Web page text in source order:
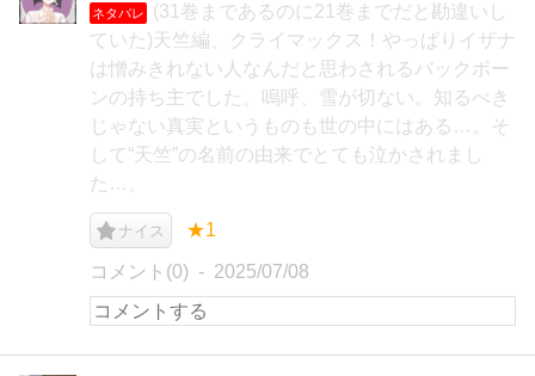
ネタバレ
(31巻まであるのに21巻までだと勘違いし
ていた)天竺編、クライマックス！やっぱりイザナ
は憎みきれない人なんだと思わされるバックボー
ンの持ち主でした。嗚呼、雪が切ない。知るべき
じゃない真実というものも世の中にはある…。そ
して“天竺”の名前の由来でとても泣かされまし
た…。
ナイス ★1
コメント(0) 2025/07/08